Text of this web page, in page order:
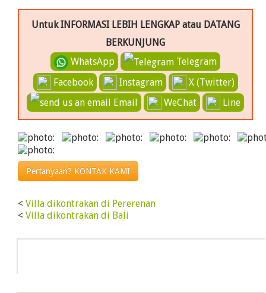
Untuk INFORMASI LEBIH LENGKAP atau DATANG
BERKUNJUNG
WhatsApp
Telegram
Facebook
Instagram
X (Twitter)
Email
WeChat Line
Pertanyaan? KONTAK KAMI
< Villa dikontrakan di Pererenan
< Villa dikontrakan di Bali